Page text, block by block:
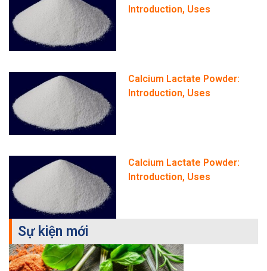
Introduction, Uses
Calcium Lactate Powder:
Introduction, Uses
Calcium Lactate Powder:
Introduction, Uses
Sự kiện mới